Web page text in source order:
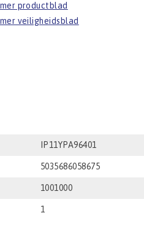
productblad
veiligheidsblad
IP11YPA96401
5035686058675
1001000
1